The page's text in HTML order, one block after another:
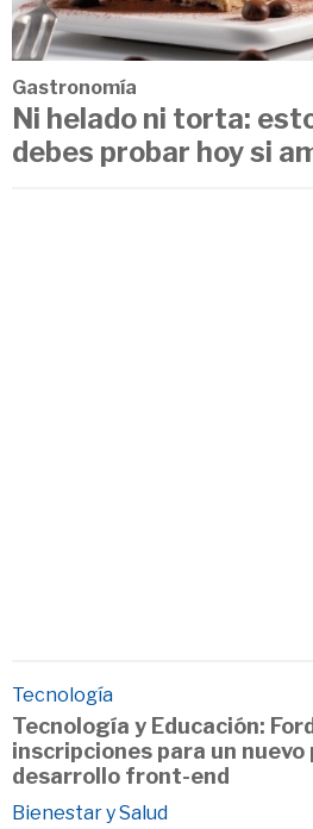
Gastronomía
Ni helado ni torta:
debes probar hoy si
Tecnología
Tecnología y Educación:
inscripciones para un
desarrollo front-end
Bienestar y Salud